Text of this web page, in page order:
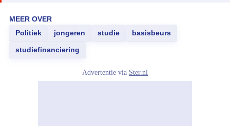
MEER OVER
Politiek
jongeren studie basisbeurs
studiefinanciering
Advertentie via Ster.nl